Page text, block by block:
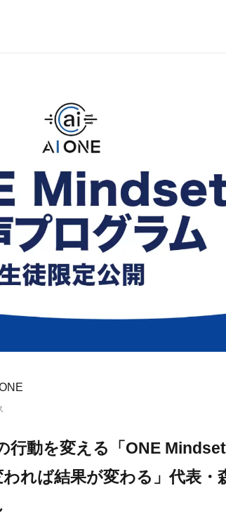
行動を変える「ONE
われば結果が変わる」代表・